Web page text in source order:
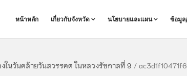
หน้าหลัก เกี่ยวกับจังหวัด นโยบายและแผน ข้อมูล
นวันคล้ายวันสวรรคต ในหลวงรัชกาลที่ 9 /